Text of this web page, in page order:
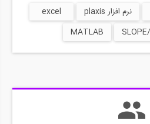
نرم افزار plaxis
excel
MATLAB